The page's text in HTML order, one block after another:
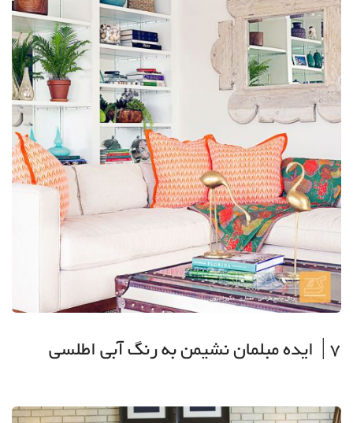
7| ایده مبلمان نشیمن به رنگ آبی اطلسی